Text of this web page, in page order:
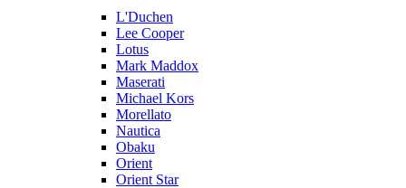
L'Duchen
Lee Cooper
Lotus
Mark Maddox
Maserati
Michael Kors
Morellato
Nautica
Obaku
Orient
Orient Star